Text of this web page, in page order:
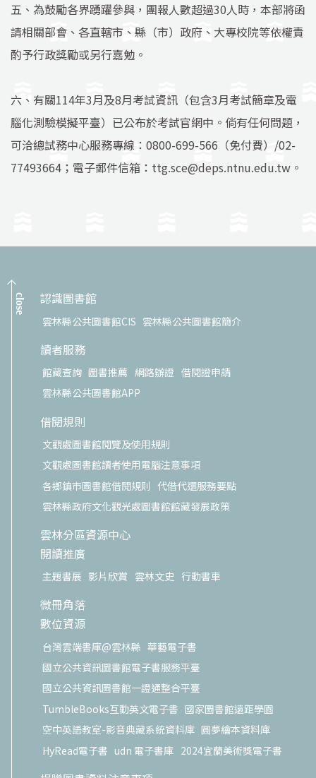
五、為鼓勵各界踴躍參與，團報人數超過30人時，本部將函
請相關部會、各直轄市、縣（市）政府、大專校院等依權責
酌予行政獎勵或另行嘉勉。
六、有關114年3月及8月考試資訊（包含3月考試簡章及電
腦化測驗模擬平臺）已公布於考試官網中。倘有任何問題，
可洽總試務中心服務專線：0800-699-566（免付費）/02-
77493664；電子郵件信箱：ttg.sce@deps.ntnu.edu.tw。
close 認識圖書館
雲林縣公共圖書館CIS 雲林縣公共圖書館簡介
讀者服務
館藏查詢 圖書推薦 網路辦證 借閱證申請
雲林縣公共圖書館APP
借閱規則
文觀處圖書館閱覽及使用規則
文觀處圖書館讀者使用電腦注意事項
各鄉鎮市圖書館借閱規則 代借代還服務要點
雲林縣政府文化觀光處圖書館館藏發展政策
雲林分區資源中心
閱讀推廣
主題書展 影片欣賞 雲林文史 行動書車
微冊角落
數位資源
台灣雲端書庫@雲林縣 華藝電子書
國立公共資訊圖書館電子書服務平臺
國立公共資訊圖書館一證通整合平臺
TumbleBooks互動英文電子書 國家圖書館遠距學園
空中英語教室-影音典藏系統資料庫 圓夢繪本資料庫
HyRead電子書 udn 電子書庫 2024宜蘭美術獎電子書